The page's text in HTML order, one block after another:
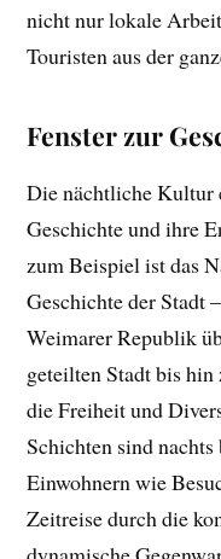
nicht nur lokale
Touristen aus der
Fenster zur
Die nächtliche Kultur
Geschichte und ihre
zum Beispiel ist das
Geschichte der Stadt
Weimarer Republik
geteilten Stadt bis
die Freiheit und
Schichten sind
Einwohnern wie
Zeitreise durch die